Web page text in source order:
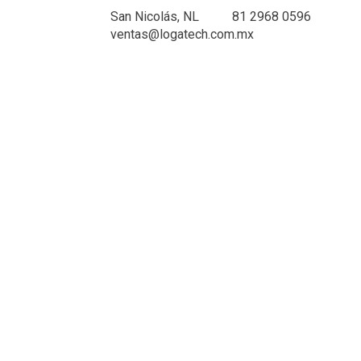
San Nicolás, NL
81 2968 0596
ventas@logatech.com.mx